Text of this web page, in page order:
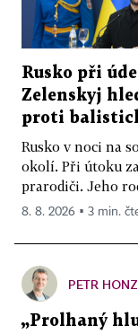
Rusko při
Zelenskyj
proti
Rusko v noci na
okolí. Při útoku
prarodiči. Jeho
8. 8. 2026 ▪ 3 min.
PETR
„Prolhaný